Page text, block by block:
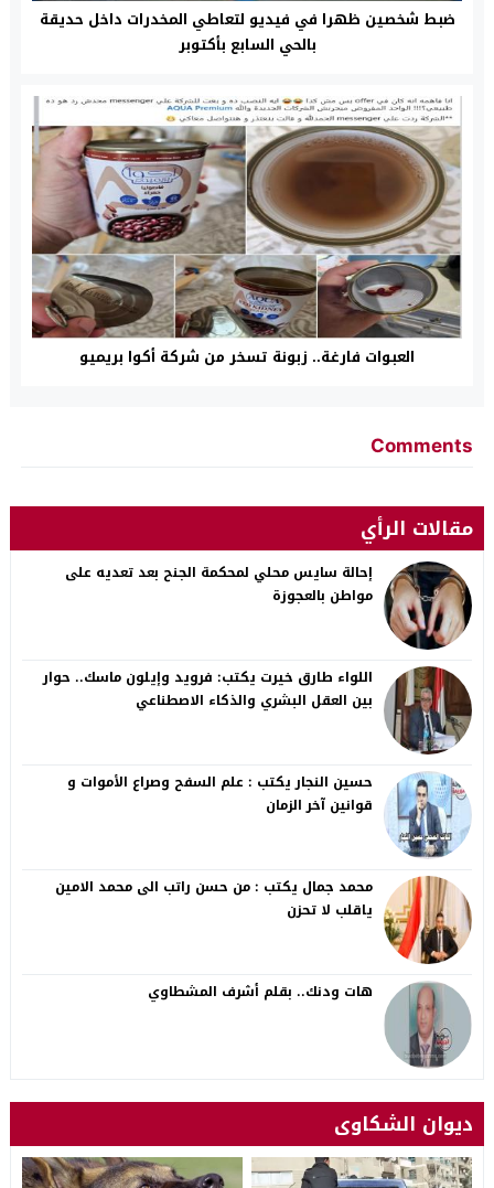
ضبط شخصين ظهرا في فيديو لتعاطي المخدرات داخل حديقة
بالحي السابع بأكتوبر
العبوات فارغة.. زبونة تسخر من شركة أكوا بريميو
Comments
مقالات الرأي
إحالة سايس محلي لمحكمة الجنح بعد تعديه على
مواطن بالعجوزة
اللواء طارق خيرت يكتب: فرويد وإيلون ماسك.. حوار
بين العقل البشري والذكاء الاصطناعي
حسين النجار يكتب : علم السفح وصراع الأموات و
قوانين آخر الزمان
محمد جمال يكتب : من حسن راتب الى محمد الامين
ياقلب لا تحزن
هات ودنك.. بقلم أشرف المشطاوي
ديوان الشكاوى